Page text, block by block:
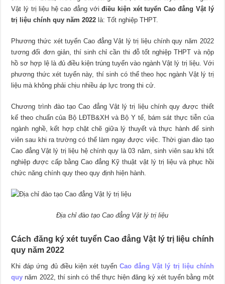
Vật lý trị liệu hệ cao đẳng vớiđiều kiện xét tuyển Cao đẳng Vật lý
trị liệu chính quy năm 2022 là: Tốt nghiệp THPT.
Phương thức xét tuyển Cao đẳng Vật lý trị liệu chính quy năm 2022
tương đối đơn giản, thí sinh chỉ cần thi đỗ tốt nghiệp THPT và nộp
hồ sơ hợp lệ là đủ điều kiện trúng tuyển vào ngành Vật lý trị liệu. Với
phương thức xét tuyển này, thí sinh có thể theo học ngành Vật lý trị
liệu mà không phải chịu nhiều áp lực trong thi cử.
Chương trình đào tạo Cao đẳng Vật lý trị liệu chính quy được thiết
kế theo chuẩn của Bộ LĐTB&XH và Bộ Y tế, bám sát thực tiễn của
ngành nghề, kết hợp chặt chẽ giữa lý thuyết và thực hành để sinh
viên sau khi ra trường có thể làm ngay được việc. Thời gian đào tạo
Cao đẳng Vật lý trị liệu hệ chính quy là 03 năm, sinh viên sau khi tốt
nghiệp được cấp bằng Cao đẳng Kỹ thuật vật lý trị liệu và phục hồi
chức năng chính quy theo quy định hiện hành.
Địa chỉ đào tạo Cao đẳng Vật lý trị liệu
Cách đăng ký xét tuyển Cao đẳng Vật lý trị liệu chính
quy năm 2022
Khi đáp ứng đủ điều kiện xét tuyểnCao đẳng Vật lý trị liệu chính
quy năm 2022, thí sinh có thể thực hiện đăng ký xét tuyển bằng một